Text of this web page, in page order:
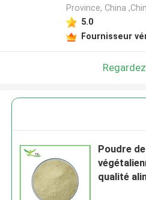
Province, China
5.0
Fournisseur
Poudre
qualité